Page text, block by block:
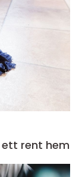
ett rent hem